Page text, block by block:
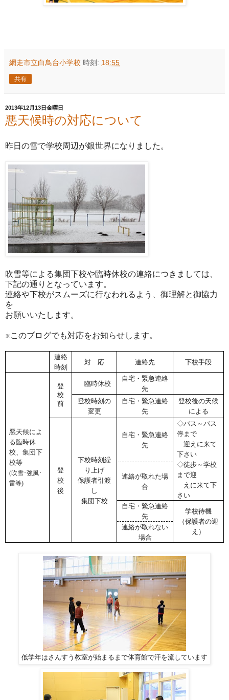
網走市立白鳥台小学校 時刻: 18:55
共有
2013年12月13日金曜日
悪天候時の対応について
昨日の雪で学校周辺が銀世界になりました。
吹雪等による集団下校や臨時休校の連絡につきましては、
下記の通りとなっています。
連絡や下校がスムーズに行なわれるよう、 御理解と御協力
を
お願いいたします。
※このブログでも対応をお知らせします。
連絡
時刻
対 応 連絡先 下校手段
悪天候によ
る臨時休
校、集団下
校等
(吹雪･強風･
雷等)
登
校
前
臨時休校
自宅・緊急連絡
先
登校時刻の
変更
自宅・緊急連絡
先
登校後の天候
による
登
校
後
下校時刻繰
り上げ
保護者引渡
し
集団下校
自宅・緊急連絡
先
◇バス～バス
停まで
迎えに来て
下さい
◇徒歩～学校
まで迎
えに来て下
さい
連絡が取れた場
合
自宅・緊急連絡
先
学校待機
（保護者の迎
え）
連絡が取れない
場合
低学年はさんすう教室が始まるまで体育館で汗を流しています